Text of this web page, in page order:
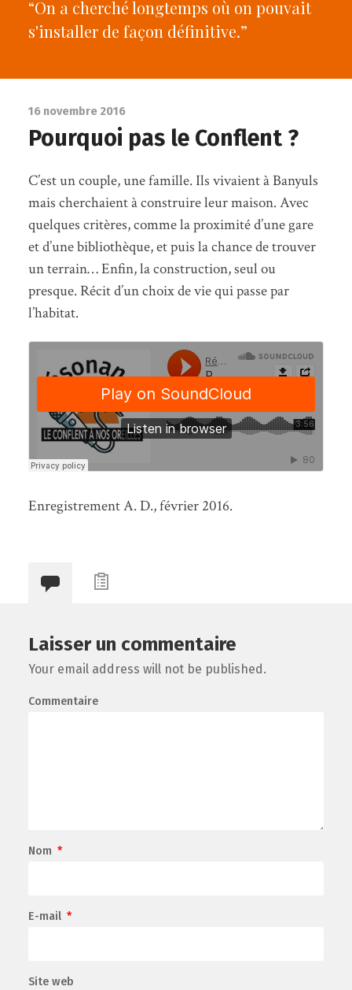
“On a cherché longtemps où on pouvait
s'installer de façon définitive.”
16 novembre 2016
Pourquoi pas le Conflent ?
C’est un couple, une famille. Ils vivaient à Banyuls
mais cherchaient à construire leur maison. Avec
quelques critères, comme la proximité d’une gare
et d’une bibliothèque, et puis la chance de trouver
un terrain… Enfin, la construction, seul ou
presque. Récit d’un choix de vie qui passe par
l’habitat.
Enregistrement A. D., février 2016.
Laisser un commentaire
Your email address will not be published.
Commentaire
Nom *
E-mail *
Site web